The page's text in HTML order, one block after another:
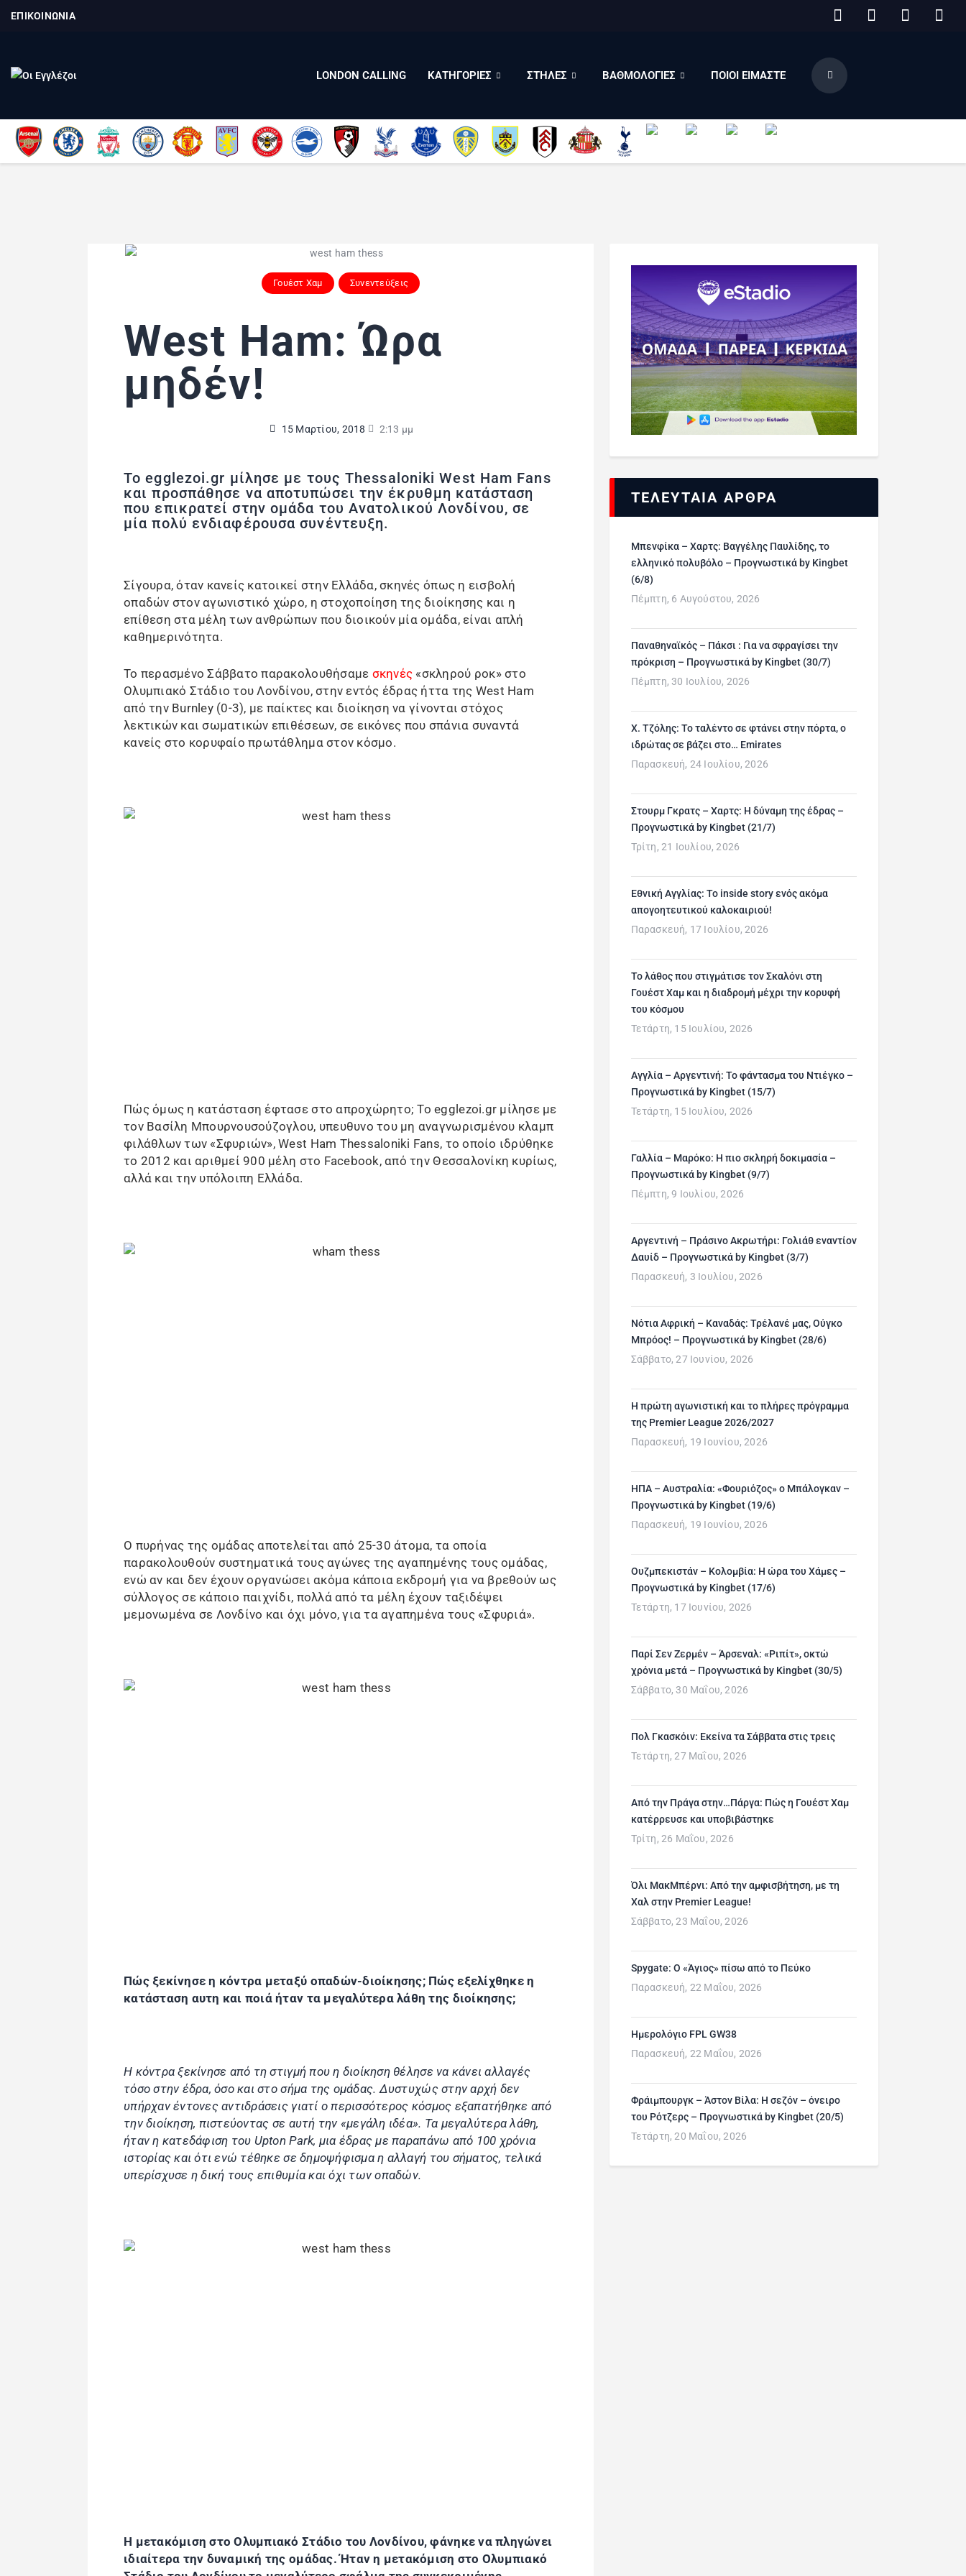
ΕΠΙΚΟΙΝΩΝΙΑ
LONDON CALLING ΚΑΤΗΓΟΡΙΕΣ ΣΤΗΛΕΣ ΒΑΘΜΟΛΟΓΙΕΣ ΠΟΙΟΙ ΕΙΜΑΣΤΕ
Γουέστ Χαμ Συνεντεύξεις
West Ham: Ώρα
μηδέν!
15 Μαρτίου, 2018 2:13 μμ
To egglezoi.gr μίλησε με τους Thessaloniki West Ham Fans
και προσπάθησε να αποτυπώσει την έκρυθμη κατάσταση
που επικρατεί στην ομάδα του Ανατολικού Λονδίνου, σε
μία πολύ ενδιαφέρουσα συνέντευξη.
Σίγουρα, όταν κανείς κατοικεί στην Ελλάδα, σκηνές όπως η εισβολή
οπαδών στον αγωνιστικό χώρο, η στοχοποίηση της διοίκησης και η
επίθεση στα μέλη των ανθρώπων που διοικούν μία ομάδα, είναι απλή
καθημερινότητα.
Το περασμένο Σάββατο παρακολουθήσαμε σκηνές «σκληρού ροκ» στο
Ολυμπιακό Στάδιο του Λονδίνου, στην εντός έδρας ήττα της West Ham
από την Burnley (0-3), με παίκτες και διοίκηση να γίνονται στόχος
λεκτικών και σωματικών επιθέσεων, σε εικόνες που σπάνια συναντά
κανείς στο κορυφαίο πρωτάθλημα στον κόσμο.
Πώς όμως η κατάσταση έφτασε στο απροχώρητο; Το egglezoi.gr μίλησε με
τον Βασίλη Μπουρνουσούζογλου, υπευθυνο του μη αναγνωρισμένου κλαμπ
φιλάθλων των «Σφυριών», West Ham Thessaloniki Fans, το οποίο ιδρύθηκε
το 2012 και αριθμεί 900 μέλη στο Facebook, από την Θεσσαλονίκη κυρίως,
αλλά και την υπόλοιπη Ελλάδα.
Ο πυρήνας της ομάδας αποτελείται από 25-30 άτομα, τα οποία
παρακολουθούν συστηματικά τους αγώνες της αγαπημένης τους ομάδας,
ενώ αν και δεν έχουν οργανώσει ακόμα κάποια εκδρομή για να βρεθούν ως
σύλλογος σε κάποιο παιχνίδι, πολλά από τα μέλη έχουν ταξιδέψει
μεμονωμένα σε Λονδίνο και όχι μόνο, για τα αγαπημένα τους «Σφυριά».
Πώς ξεκίνησε η κόντρα μεταξύ οπαδών-διοίκησης; Πώς εξελίχθηκε η
κατάσταση αυτη και ποιά ήταν τα μεγαλύτερα λάθη της διοίκησης;
Η κόντρα ξεκίνησε από τη στιγμή που η διοίκηση θέλησε να κάνει αλλαγές
τόσο στην έδρα, όσο και στο σήμα της ομάδας. Δυστυχώς στην αρχή δεν
υπήρχαν έντονες αντιδράσεις γιατί ο περισσότερος κόσμος εξαπατήθηκε από
την διοίκηση, πιστεύοντας σε αυτή την «μεγάλη ιδέα». Τα μεγαλύτερα λάθη,
ήταν η κατεδάφιση του Upton Park, μια έδρας με παραπάνω από 100 χρόνια
ιστορίας και ότι ενώ τέθηκε σε δημοψήφισμα η αλλαγή του σήματος, τελικά
υπερίσχυσε η δική τους επιθυμία και όχι των οπαδών.
Η μετακόμιση στο Ολυμπιακό Στάδιο του Λονδίνου, φάνηκε να πληγώνει
ιδιαίτερα την δυναμική της ομάδας. Ήταν η μετακόμιση στο Ολυμπιακό
ΤΕΛΕΥΤΑΙΑ ΑΡΘΡΑ
Μπενφίκα – Χαρτς: Βαγγέλης Παυλίδης, το
ελληνικό πολυβόλο – Προγνωστικά by Kingbet
(6/8)
Πέμπτη, 6 Αυγούστου, 2026
Παναθηναϊκός – Πάκσι : Για να σφραγίσει την
πρόκριση – Προγνωστικά by Kingbet (30/7)
Πέμπτη, 30 Ιουλίου, 2026
Χ. Τζόλης: Το ταλέντο σε φτάνει στην πόρτα, ο
ιδρώτας σε βάζει στο… Emirates
Παρασκευή, 24 Ιουλίου, 2026
Στουρμ Γκρατς – Χαρτς: Η δύναμη της έδρας –
Προγνωστικά by Kingbet (21/7)
Τρίτη, 21 Ιουλίου, 2026
Εθνική Αγγλίας: Το inside story ενός ακόμα
απογοητευτικού καλοκαιριού!
Παρασκευή, 17 Ιουλίου, 2026
Το λάθος που στιγμάτισε τον Σκαλόνι στη
Γουέστ Χαμ και η διαδρομή μέχρι την κορυφή
του κόσμου
Τετάρτη, 15 Ιουλίου, 2026
Αγγλία – Αργεντινή: Το φάντασμα του Ντιέγκο –
Προγνωστικά by Kingbet (15/7)
Τετάρτη, 15 Ιουλίου, 2026
Γαλλία – Μαρόκο: Η πιο σκληρή δοκιμασία –
Προγνωστικά by Kingbet (9/7)
Πέμπτη, 9 Ιουλίου, 2026
Αργεντινή – Πράσινο Ακρωτήρι: Γολιάθ εναντίον
Δαυίδ – Προγνωστικά by Kingbet (3/7)
Παρασκευή, 3 Ιουλίου, 2026
Νότια Αφρική – Καναδάς: Τρέλανέ μας, Ούγκο
Μπρόος! – Προγνωστικά by Kingbet (28/6)
Σάββατο, 27 Ιουνίου, 2026
H πρώτη αγωνιστική και το πλήρες πρόγραμμα
της Premier League 2026/2027
Παρασκευή, 19 Ιουνίου, 2026
ΗΠΑ – Αυστραλία: «Φουριόζος» ο Μπάλογκαν –
Προγνωστικά by Kingbet (19/6)
Παρασκευή, 19 Ιουνίου, 2026
Ουζμπεκιστάν – Κολομβία: Η ώρα του Χάμες –
Προγνωστικά by Kingbet (17/6)
Τετάρτη, 17 Ιουνίου, 2026
Παρί Σεν Ζερμέν – Άρσεναλ: «Ριπίτ», οκτώ
χρόνια μετά – Προγνωστικά by Kingbet (30/5)
Σάββατο, 30 Μαΐου, 2026
Πολ Γκασκόιν: Εκείνα τα Σάββατα στις τρεις
Τετάρτη, 27 Μαΐου, 2026
Από την Πράγα στην…Πάργα: Πώς η Γουέστ Χαμ
κατέρρευσε και υποβιβάστηκε
Τρίτη, 26 Μαΐου, 2026
Όλι ΜακΜπέρνι: Aπό την αμφισβήτηση, με τη
Χαλ στην Premier League!
Σάββατο, 23 Μαΐου, 2026
Spygate: Ο «Άγιος» πίσω από το Πεύκο
Παρασκευή, 22 Μαΐου, 2026
Ημερολόγιο FPL GW38
Παρασκευή, 22 Μαΐου, 2026
Φράιμπουργκ – Άστον Βίλα: Η σεζόν – όνειρο
του Ρότζερς – Προγνωστικά by Kingbet (20/5)
Τετάρτη, 20 Μαΐου, 2026